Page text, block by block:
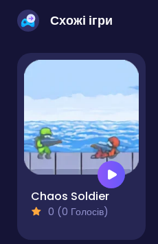
Схожі ігри
Chaos Soldier
0 (0 Голосів)